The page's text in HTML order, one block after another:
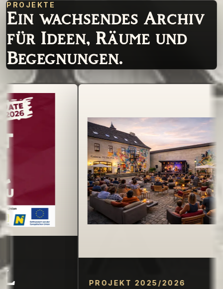
PROJEKTE
Ein wachsendes Archiv
für Ideen, Räume und
Begegnungen.
PROJEKT 2025/2026